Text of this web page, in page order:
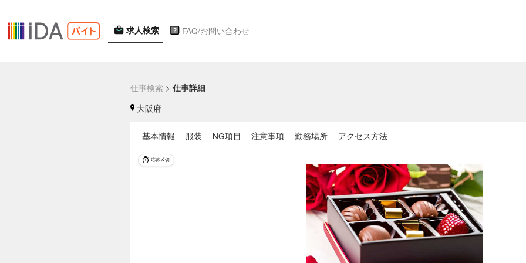
求人検索 FAQ/お問い合わせ
仕事検索 > 仕事詳細
大阪府
基本情報 服装 NG項目 注意事項 勤務場所 アクセス方法
応募〆切